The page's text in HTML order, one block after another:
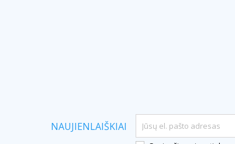
NAUJIENLAIŠKIAI